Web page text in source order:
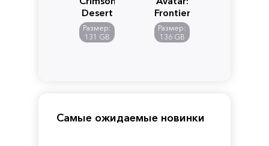
Desert
Размер:
131 GB
Frontiers
of
Pandora
Размер:
136 GB
Самые ожидаемые новинки